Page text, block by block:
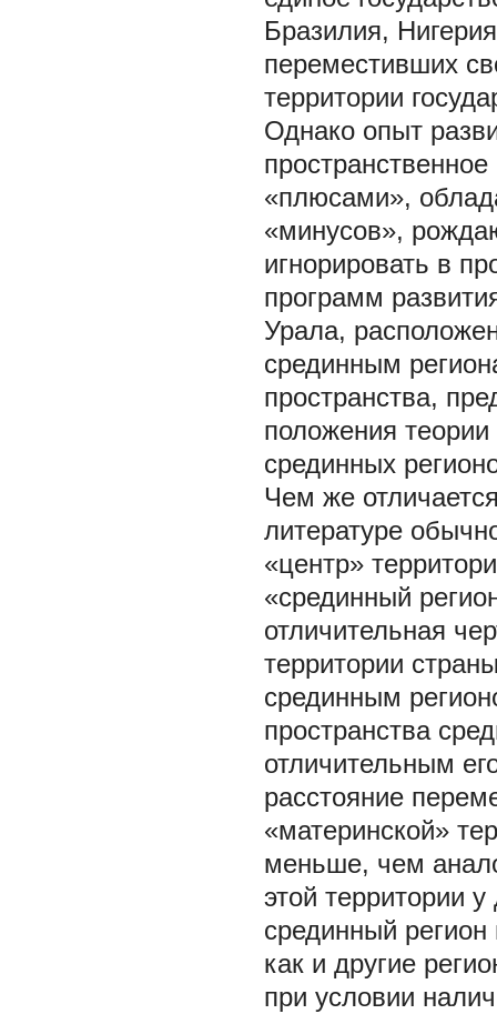
Бразилия,
переместивших
территории
Однако опыт
«плюсами»,
«минусов»,
игнорировать в
программ
Урала,
срединным
пространства,
положения
срединных
Чем же
литературе
«центр»
«срединный
отличительная
территории
срединным
пространства
отличительным
расстояние
«материнской»
меньше, чем
этой территории
срединный регион
как и другие
при условии